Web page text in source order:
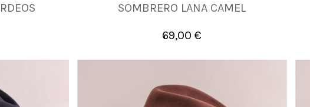
60 61 SOMBRERO LANA CAMEL
69,00 €
57 58 59 61
Añadir al carrito